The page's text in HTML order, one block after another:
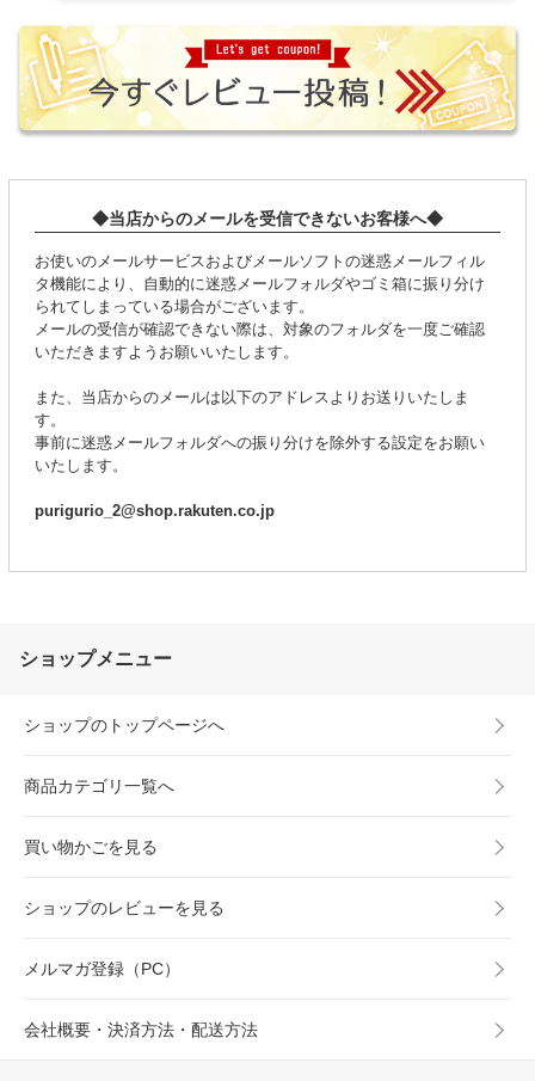
◆当店からのメールを受信できないお客様へ◆
お使いのメールサービスおよびメールソフトの迷惑メールフィル
タ機能により、自動的に迷惑メールフォルダやゴミ箱に振り分け
られてしまっている場合がございます。
メールの受信が確認できない際は、対象のフォルダを一度ご確認
いただきますようお願いいたします。
また、当店からのメールは以下のアドレスよりお送りいたしま
す。
事前に迷惑メールフォルダへの振り分けを除外する設定をお願い
いたします。
purigurio_2@shop.rakuten.co.jp
ショップメニュー
ショップのトップページへ
商品カテゴリ一覧へ
買い物かごを見る
ショップのレビューを見る
メルマガ登録（PC）
会社概要・決済方法・配送方法